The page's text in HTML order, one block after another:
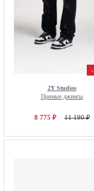
-
2Y Studios
Прямые джинсы
8 775 ₽ 11 190 ₽